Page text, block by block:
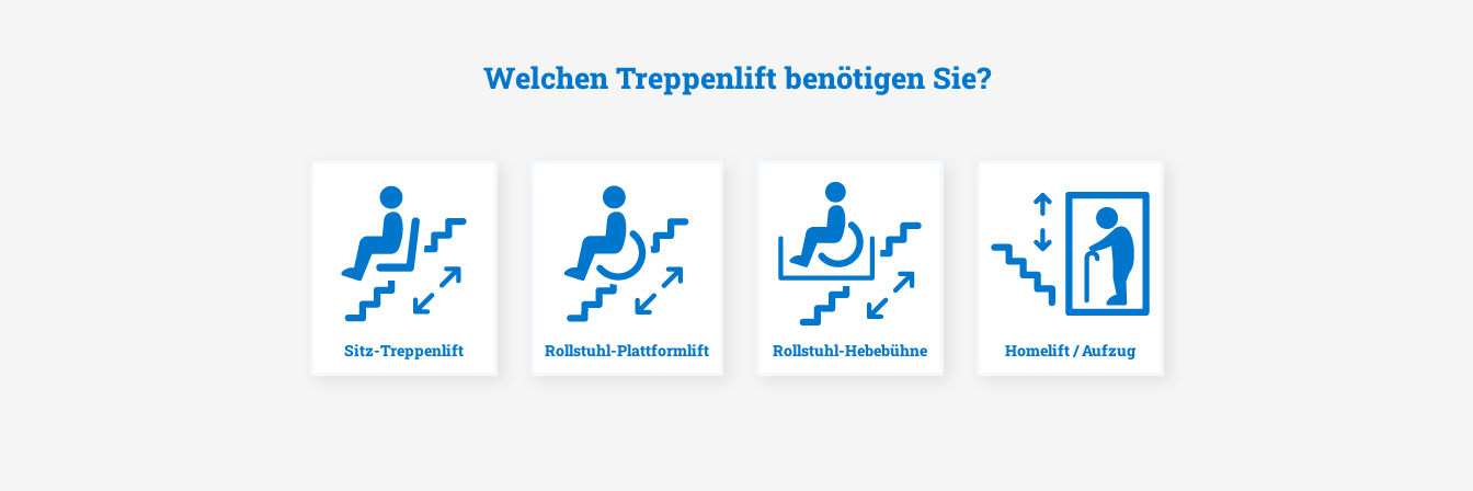
Welchen Treppenlift benötigen Sie?
Sitz-Treppenlift Rollstuhl-Plattformlift Rollstuhl-Hebebühne Homelift / Aufzug